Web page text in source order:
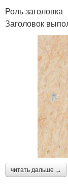
Роль заголовка
Заголовок
читать дальше →